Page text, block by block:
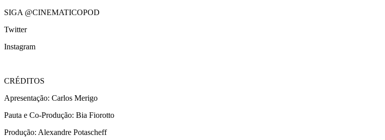
SIGA @CINEMATICOPOD
Twitter
Instagram
CRÉDITOS
Apresentação: Carlos Merigo
Pauta e Co-Produção: Bia Fiorotto
Produção: Alexandre Potascheff